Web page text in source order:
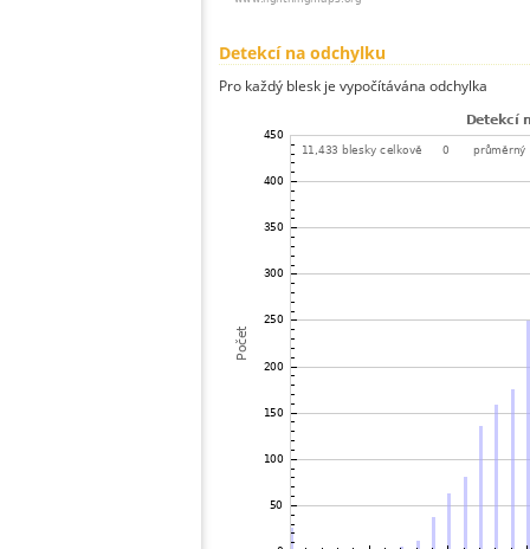
Detekcí na odchylku
Pro každý blesk je vypočítávána odchylka